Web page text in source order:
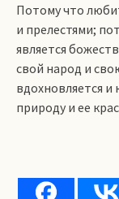
Потому что
и прелестями;
является
свой народ и
вдохновляется
природу и ее